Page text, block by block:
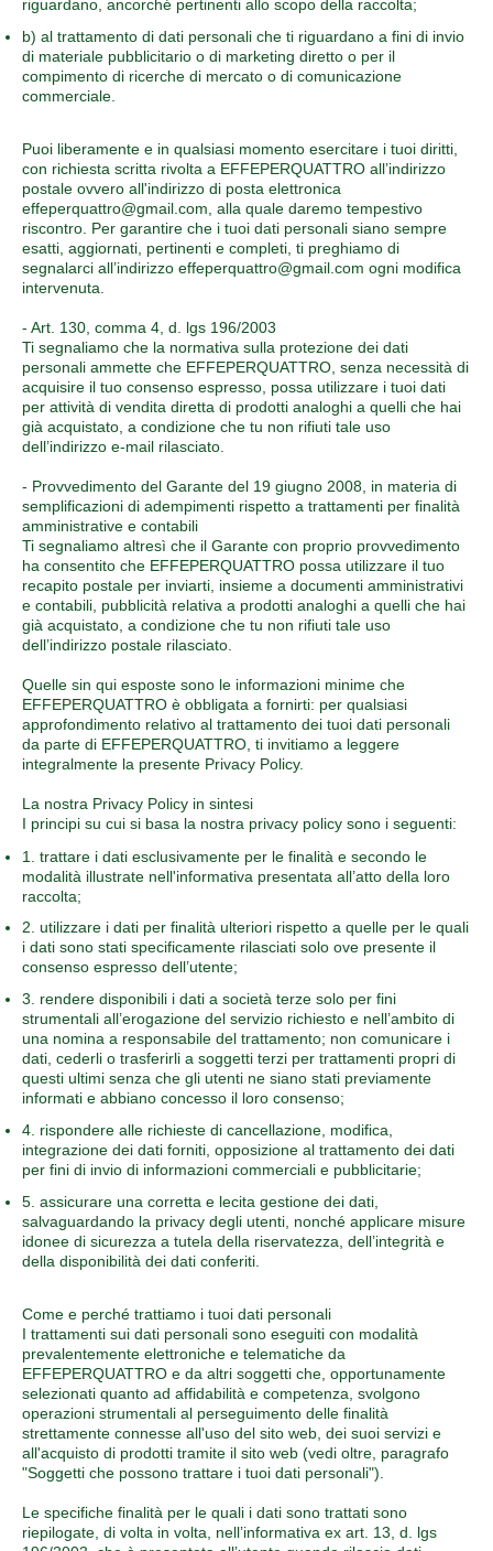
riguardano, ancorché pertinenti allo scopo della raccolta;
b) al trattamento di dati personali che ti riguardano a fini di invio
di materiale pubblicitario o di marketing diretto o per il
compimento di ricerche di mercato o di comunicazione
commerciale.
Puoi liberamente e in qualsiasi momento esercitare i tuoi diritti,
con richiesta scritta rivolta a EFFEPERQUATTRO all’indirizzo
postale ovvero all'indirizzo di posta elettronica
effeperquattro@gmail.com, alla quale daremo tempestivo
riscontro. Per garantire che i tuoi dati personali siano sempre
esatti, aggiornati, pertinenti e completi, ti preghiamo di
segnalarci all’indirizzo effeperquattro@gmail.com ogni modifica
intervenuta.
- Art. 130, comma 4, d. lgs 196/2003
Ti segnaliamo che la normativa sulla protezione dei dati
personali ammette che EFFEPERQUATTRO, senza necessità di
acquisire il tuo consenso espresso, possa utilizzare i tuoi dati
per attività di vendita diretta di prodotti analoghi a quelli che hai
già acquistato, a condizione che tu non rifiuti tale uso
dell’indirizzo e-mail rilasciato.
- Provvedimento del Garante del 19 giugno 2008, in materia di
semplificazioni di adempimenti rispetto a trattamenti per finalità
amministrative e contabili
Ti segnaliamo altresì che il Garante con proprio provvedimento
ha consentito che EFFEPERQUATTRO possa utilizzare il tuo
recapito postale per inviarti, insieme a documenti amministrativi
e contabili, pubblicità relativa a prodotti analoghi a quelli che hai
già acquistato, a condizione che tu non rifiuti tale uso
dell’indirizzo postale rilasciato.
Quelle sin qui esposte sono le informazioni minime che
EFFEPERQUATTRO è obbligata a fornirti: per qualsiasi
approfondimento relativo al trattamento dei tuoi dati personali
da parte di EFFEPERQUATTRO, ti invitiamo a leggere
integralmente la presente Privacy Policy.
La nostra Privacy Policy in sintesi
I principi su cui si basa la nostra privacy policy sono i seguenti:
1. trattare i dati esclusivamente per le finalità e secondo le
modalità illustrate nell'informativa presentata all’atto della loro
raccolta;
2. utilizzare i dati per finalità ulteriori rispetto a quelle per le quali
i dati sono stati specificamente rilasciati solo ove presente il
consenso espresso dell’utente;
3. rendere disponibili i dati a società terze solo per fini
strumentali all’erogazione del servizio richiesto e nell’ambito di
una nomina a responsabile del trattamento; non comunicare i
dati, cederli o trasferirli a soggetti terzi per trattamenti propri di
questi ultimi senza che gli utenti ne siano stati previamente
informati e abbiano concesso il loro consenso;
4. rispondere alle richieste di cancellazione, modifica,
integrazione dei dati forniti, opposizione al trattamento dei dati
per fini di invio di informazioni commerciali e pubblicitarie;
5. assicurare una corretta e lecita gestione dei dati,
salvaguardando la privacy degli utenti, nonché applicare misure
idonee di sicurezza a tutela della riservatezza, dell’integrità e
della disponibilità dei dati conferiti.
Come e perché trattiamo i tuoi dati personali
I trattamenti sui dati personali sono eseguiti con modalità
prevalentemente elettroniche e telematiche da
EFFEPERQUATTRO e da altri soggetti che, opportunamente
selezionati quanto ad affidabilità e competenza, svolgono
operazioni strumentali al perseguimento delle finalità
strettamente connesse all'uso del sito web, dei suoi servizi e
all'acquisto di prodotti tramite il sito web (vedi oltre, paragrafo
"Soggetti che possono trattare i tuoi dati personali").
Le specifiche finalità per le quali i dati sono trattati sono
riepilogate, di volta in volta, nell’informativa ex art. 13, d. lgs